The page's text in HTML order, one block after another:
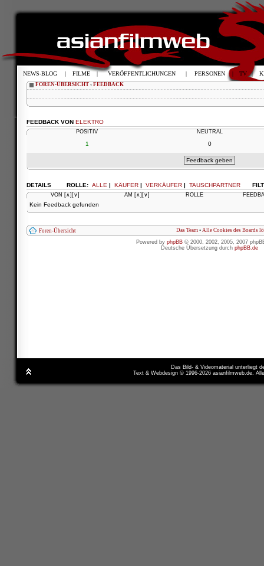
FOREN-ÜBERSICHT ‹ FEEDBACK
FEEDBACK VON ELEKTRO
POSITIV NEUTRAL
1 0
ROLLE: ALLE | KÄUFER | VERKÄUFER | TAUSCHPARTNER
DETAILS
VON [∧] [∨] AM [∧] [∨] ROLLE
Kein Feedback gefunden
Foren-Übersicht Das Team • Alle Cookies des Boards
Powered by phpBB © 2000, 2002, 2005, 2007
Deutsche Übersetzung durch phpBB.de
Das Bild- & Videomaterial unterliegt
Text & Webdesign © 1996-2026 asianfilmweb.de.
NEWS-BLOG | FILME | VERÖFFENTLICHUNGEN | PERSONEN | TV |